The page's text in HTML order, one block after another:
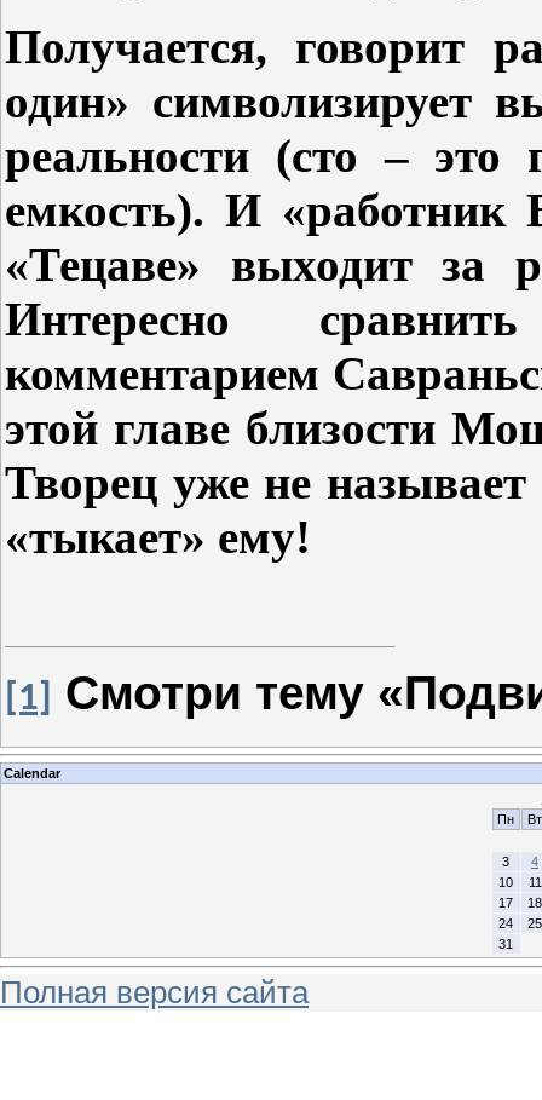
Получается, говорит
один» символизирует
реальности (сто –
емкость). И
«Тецаве» выходит за
Интересно
комментарием
этой главе близости
Творец уже не
«тыкает» ему!
[1] Смотри тему
Calendar
Пн
Вт
3
4
10
11
17
18
24
25
31
Полная версия сайта